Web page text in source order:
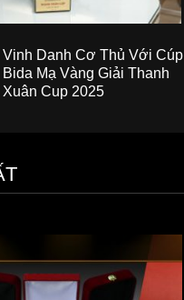
Vinh Danh Cơ Thủ Với Cúp
Bida Mạ Vàng Giải Thanh
Xuân Cup 2025